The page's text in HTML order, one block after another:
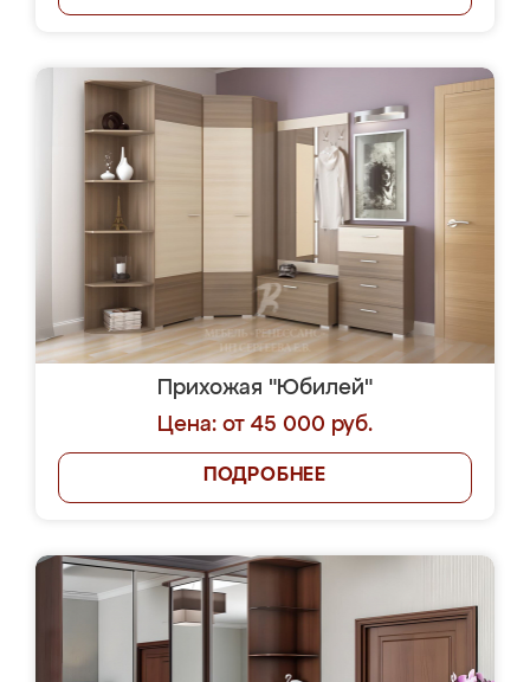
Прихожая "Юбилей"
Цена: от 45 000 руб.
ПОДРОБНЕЕ